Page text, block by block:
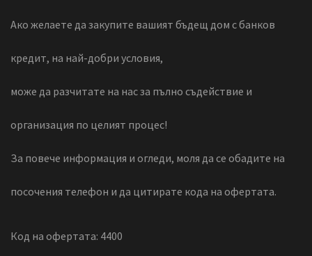
Ако желаете да закупите вашият бъдещ дом с банков
кредит, на най-добри условия,
може да разчитате на нас за пълно съдействие и
организация по целият процес!
За повече информация и огледи, моля да се обадите на
посочения телефон и да цитирате кода на офертата.
Код на офертата: 4400